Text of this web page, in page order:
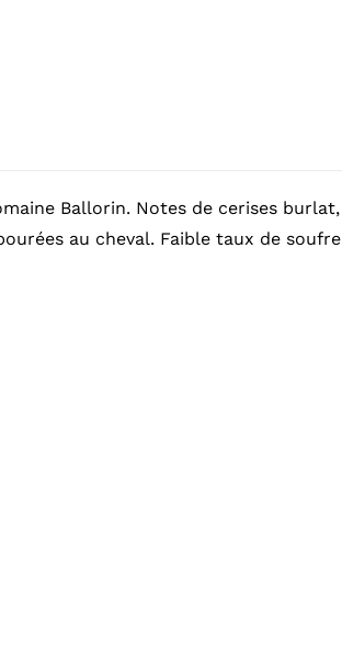
Ballorin. Notes de cerises
au cheval. Faible taux de